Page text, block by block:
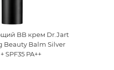
BB крем Dr.Jart
Beauty Balm Silver
SPF35 PA++